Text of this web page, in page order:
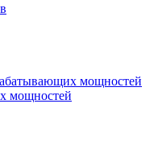
мощностей
мощностей